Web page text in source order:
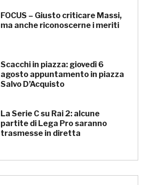
FOCUS – Giusto criticare Massi,
ma anche riconoscerne i meriti
Scacchi in piazza: giovedì 6
agosto appuntamento in piazza
Salvo D’Acquisto
La Serie C su Rai 2: alcune
partite di Lega Pro saranno
trasmesse in diretta